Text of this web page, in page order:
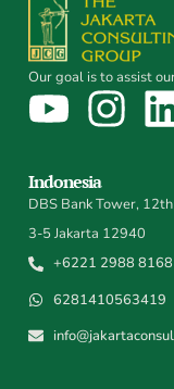
Our goal is to assist
Indonesia
DBS Bank Tower,
3-5 Jakarta 12940
+6221 2988 8168
6281410563419